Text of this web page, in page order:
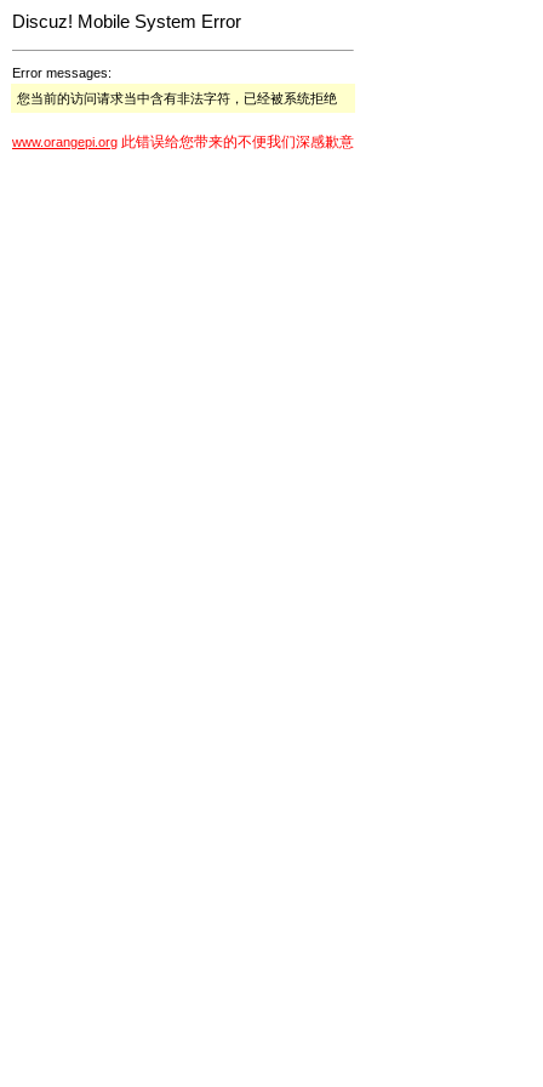
Discuz! Mobile System Error
Error messages:
您当前的访问请求当中含有非法字符，已经被系统拒绝
www.orangepi.org 此错误给您带来的不便我们深感歉意